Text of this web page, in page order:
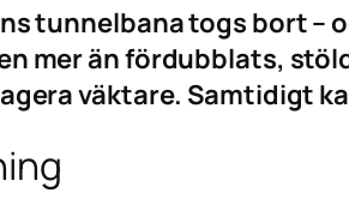
tunnelbana togs bort
mer än fördubblats,
väktare. Samtidigt